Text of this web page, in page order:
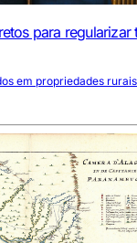
para regularizar
em propriedades